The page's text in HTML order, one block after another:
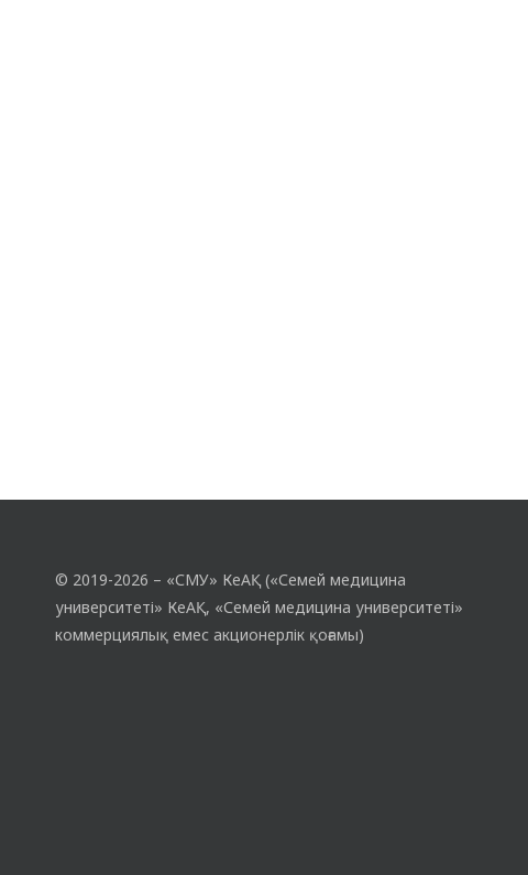
© 2019-2026 – «СМУ» КеАҚ («Семей медицина
университеті» КеАҚ, «Семей медицина университеті»
коммерциялық емес акционерлік қоғамы)